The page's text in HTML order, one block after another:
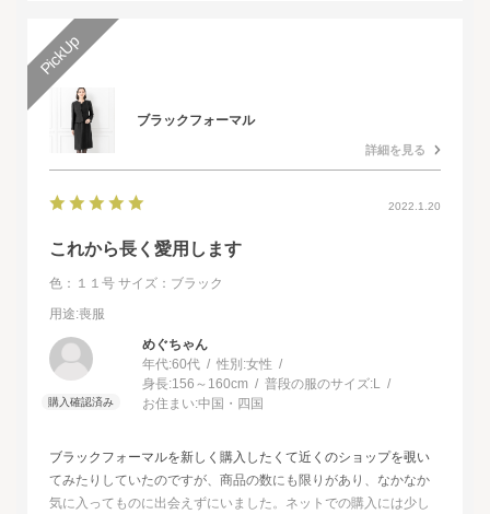
ブラックフォーマル
詳細を見る
2022.1.20
これから長く愛用します
色：１１号 サイズ：ブラック
用途:喪服
めぐちゃん
年代:60代 性別:女性
身長:156～160cm 普段の服のサイズ:L
お住まい:中国・四国
ブラックフォーマルを新しく購入したくて近くのショップを覗い
てみたりしていたのですが、商品の数にも限りがあり、なかなか
気に入ってものに出会えずにいました。ネットでの購入には少し